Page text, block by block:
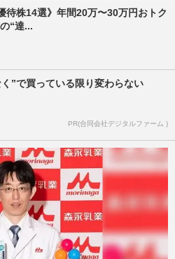
待株14選》年間20万〜30万円おトク
“達...
”で買っている限り変わらない
PR(合同会社デジタルファーム )